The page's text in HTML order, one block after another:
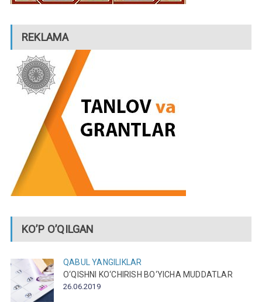
REKLAMA
KO’P O’QILGAN
QABUL
YANGILIKLAR
O‘QISHNI KO‘CHIRISH BO‘YICHA MUDDATLAR
26.06.2019